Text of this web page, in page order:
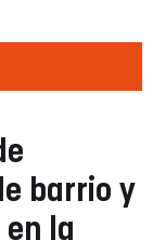
barrio y
la